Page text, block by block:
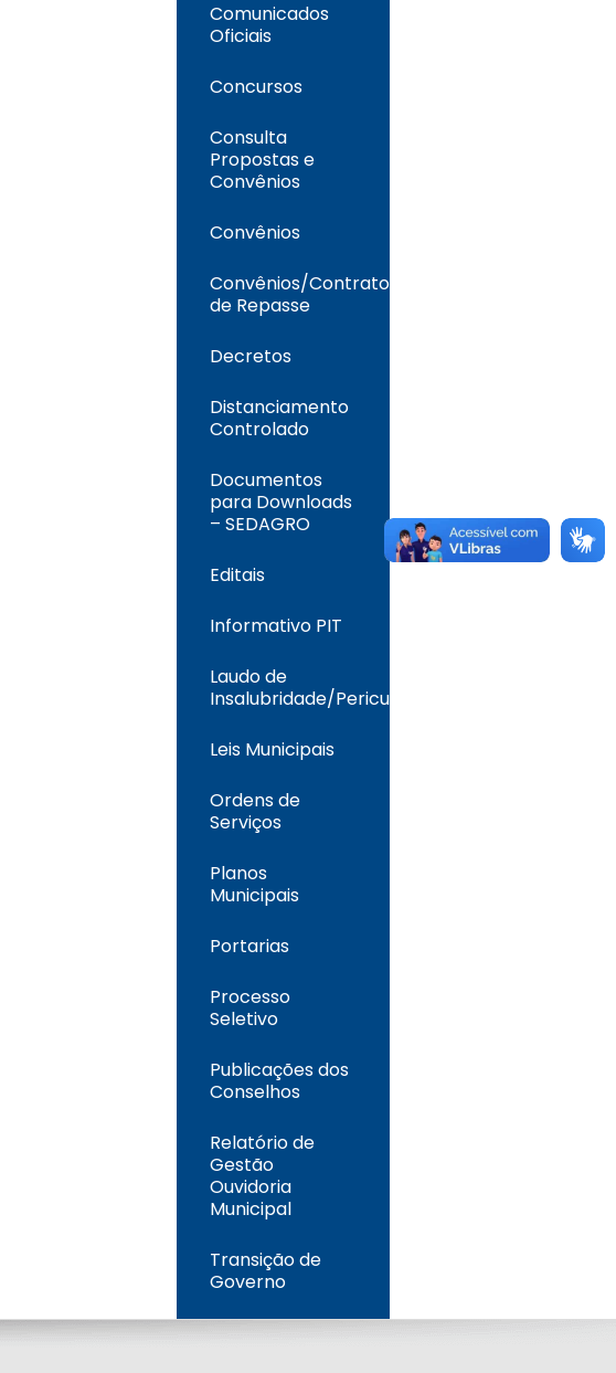
Comunicados
Oficiais
Concursos
Consulta
Propostas e
Convênios
Convênios
Convênios/Contrato
de Repasse
Decretos
Distanciamento
Controlado
Documentos
para Downloads
– SEDAGRO
Editais
Informativo PIT
Laudo de
Insalubridade/Periculosidade
Leis Municipais
Ordens de
Serviços
Planos
Municipais
Portarias
Processo
Seletivo
Publicações dos
Conselhos
Relatório de
Gestão
Ouvidoria
Municipal
Transição de
Governo